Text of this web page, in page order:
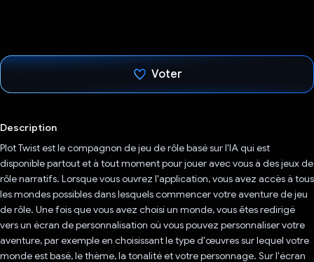
Voter
Description
Plot Twist est le compagnon de jeu de rôle basé sur l'IA qui est
disponible partout et à tout moment pour jouer avec vous à des jeux de
rôle narratifs. Lorsque vous ouvrez l'application, vous avez accès à tous
les mondes possibles dans lesquels commencer votre aventure de jeu
de rôle. Une fois que vous avez choisi un monde, vous êtes redirigé
vers un écran de personnalisation où vous pouvez personnaliser votre
aventure, par exemple en choisissant le type d'œuvres sur lequel votre
monde est basé, le thème, la tonalité et votre personnage. Sur l'écran